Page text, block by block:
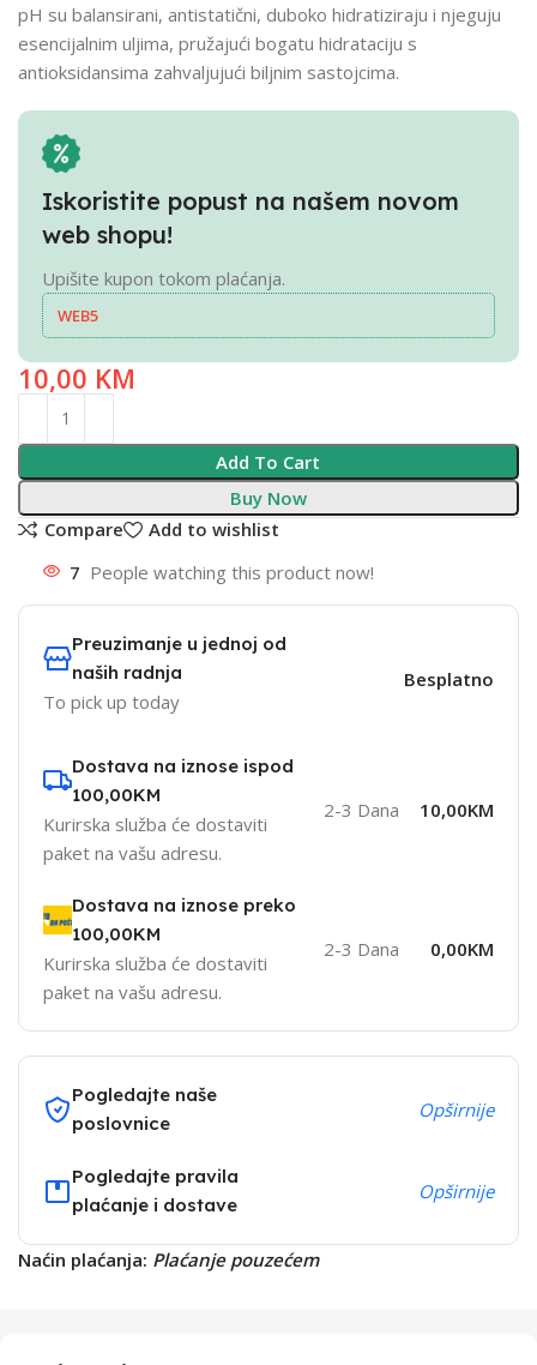
pH su balansirani, antistatični, duboko hidratiziraju i njeguju
esencijalnim uljima, pružajući bogatu hidrataciju s
antioksidansima zahvaljujući biljnim sastojcima.
Iskoristite popust na našem novom
web shopu!
Upišite kupon tokom plaćanja.
WEB5
10,00 KM
Add To Cart
Buy Now
Compare
Add to wishlist
7 People watching this product now!
Preuzimanje u jednoj od
naših radnja
To pick up today
Besplatno
Dostava na iznose ispod
100,00KM
Kurirska služba će dostaviti
paket na vašu adresu.
2-3 Dana 10,00KM
Dostava na iznose preko
100,00KM
Kurirska služba će dostaviti
paket na vašu adresu.
2-3 Dana 0,00KM
Pogledajte naše
poslovnice
Opširnije
Pogledajte pravila
plaćanje i dostave
Opširnije
Naćin plaćanja: Plaćanje pouzećem